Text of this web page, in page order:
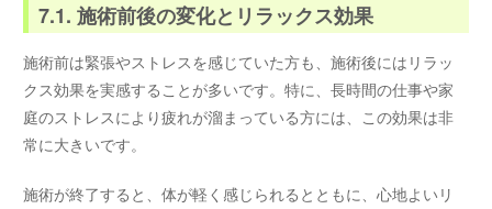
7.1. 施術前後の変化とリラックス効果
施術前は緊張やストレスを感じていた方も、施術後にはリラッ
クス効果を実感することが多いです。特に、長時間の仕事や家
庭のストレスにより疲れが溜まっている方には、この効果は非
常に大きいです。
施術が終了すると、体が軽く感じられるとともに、心地よいリ